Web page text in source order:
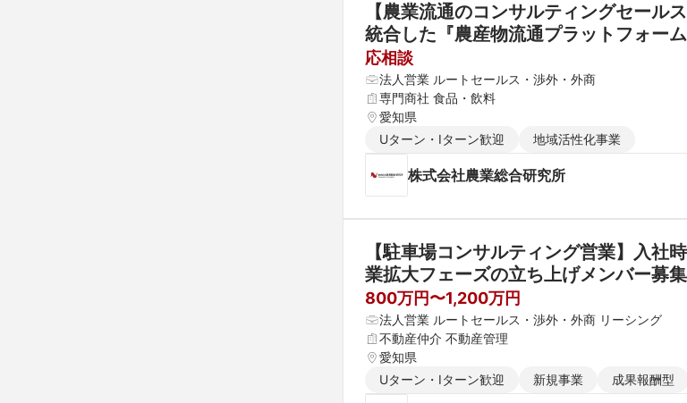
【農業流通のコンサルティングセー
統合した『農産物流通プラットフォー
日
応相談
法人営業 ルートセールス・渉外・外商
専門商社 食品・飲料
愛知県
Uターン・Iターン歓迎
地域活性化事業
株式会社農業総合研究所
【駐車場コンサルティング営業】入
業拡大フェーズの立ち上げメンバー募集
800万円〜1,200万円
法人営業 ルートセールス・渉外・外商 リーシング
不動産仲介 不動産管理
愛知県
Uターン・Iターン歓迎
新規事業 成果報酬型